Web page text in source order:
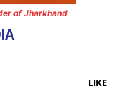
of Jharkhand
LIKE